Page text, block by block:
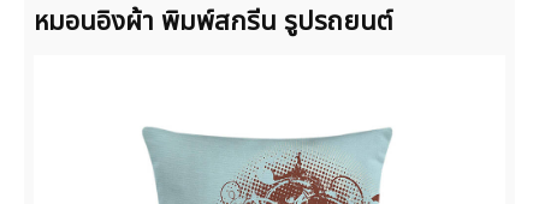
หมอนอิงผ้า พิมพ์สกรีน รูปรถยนต์